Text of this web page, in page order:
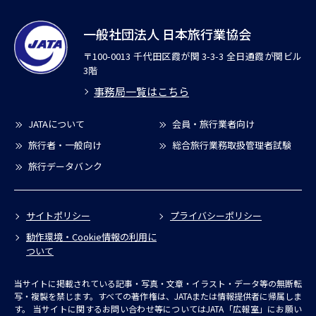
一般社団法人 日本旅行業協会
〒100-0013 千代田区霞が関 3-3-3 全日通霞が関ビル
3階
事務局一覧はこちら
JATAについて
会員・旅行業者向け
旅行者・一般向け
総合旅行業務取扱管理者試験
旅行データバンク
サイトポリシー
プライバシーポリシー
動作環境・Cookie情報の利用に
ついて
当サイトに掲載されている記事・写真・文章・イラスト・データ等の無断転
写・複製を禁じます。すべての著作権は、JATAまたは情報提供者に帰属しま
す。
当サイトに関するお問い合わせ等についてはJATA「広報室」にお願い